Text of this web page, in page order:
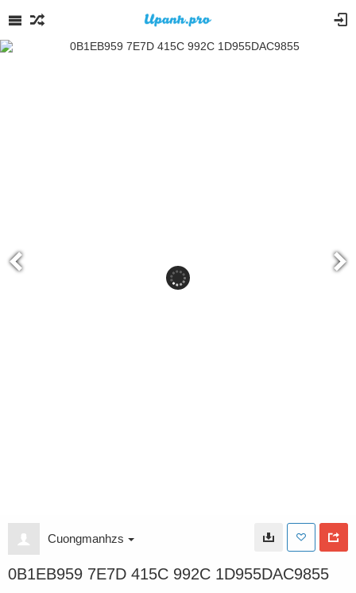
Cuongmanhzs
0B1EB959 7E7D 415C 992C 1D955DAC9855